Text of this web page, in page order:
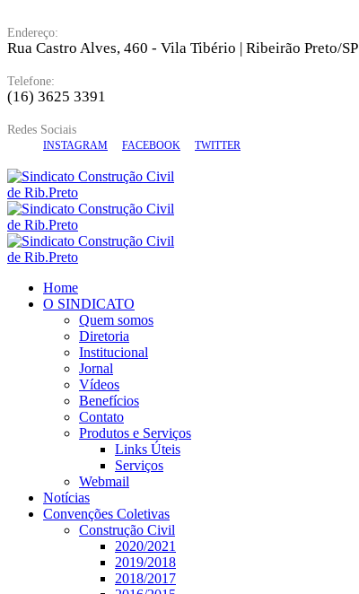
Endereço:
Rua Castro Alves, 460 - Vila Tibério | Ribeirão Preto/SP
Telefone:
(16) 3625 3391
Redes Sociais
INSTAGRAM FACEBOOK TWITTER
Home
O SINDICATO
Quem somos
Diretoria
Institucional
Jornal
Vídeos
Benefícios
Contato
Produtos e Serviços
Links Úteis
Serviços
Webmail
Notícias
Convenções Coletivas
Construção Civil
2020/2021
2019/2018
2018/2017